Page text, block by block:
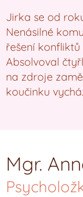
Jirka se od
Nenásilné
řešení
Absolvoval
na zdroje
koučinku
Mgr.